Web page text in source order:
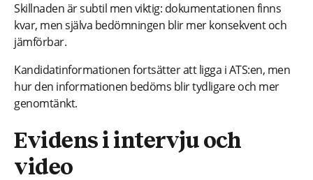
Skillnaden är subtil men viktig: dokumentationen finns
kvar, men själva bedömningen blir mer konsekvent och
jämförbar.
Kandidatinformationen fortsätter att ligga i ATS:en, men
hur den informationen bedöms blir tydligare och mer
genomtänkt.
Evidens i intervju och
video